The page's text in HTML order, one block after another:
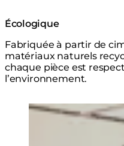
Écologique
Fabriquée à partir de
matériaux naturels
chaque pièce est
l’environnement.
Loading image...